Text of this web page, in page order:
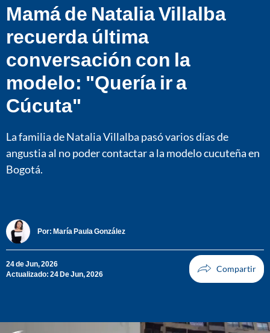
Mamá de Natalia Villalba
recuerda última
conversación con la
modelo: "Quería ir a
Cúcuta"
La familia de Natalia Villalba pasó varios días de
angustia al no poder contactar a la modelo cucuteña en
Bogotá.
Por: María Paula González
24 de Jun, 2026
Actualizado: 24 De Jun, 2026